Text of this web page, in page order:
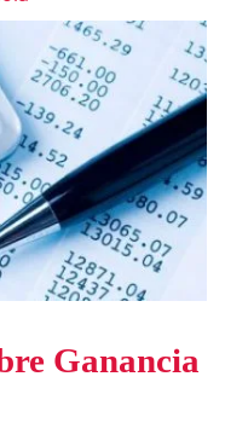
Ganancia